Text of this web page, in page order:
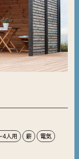
4人用 薪 電気